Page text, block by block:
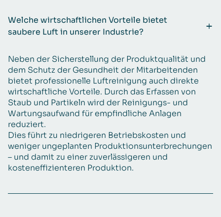
Welche wirtschaftlichen Vorteile bietet
saubere Luft in unserer Industrie?
Neben der Sicherstellung der Produktqualität und
dem Schutz der Gesundheit der Mitarbeitenden
bietet professionelle Luftreinigung auch direkte
wirtschaftliche Vorteile. Durch das Erfassen von
Staub und Partikeln wird der Reinigungs- und
Wartungsaufwand für empfindliche Anlagen
reduziert.
Dies führt zu niedrigeren Betriebskosten und
weniger ungeplanten Produktionsunterbrechungen
– und damit zu einer zuverlässigeren und
kosteneffizienteren Produktion.